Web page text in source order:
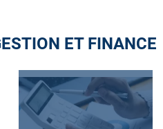
ET FINANCE